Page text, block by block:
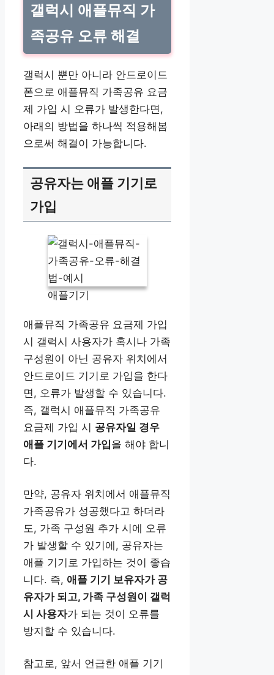
갤럭시 애플뮤직 가
족공유 오류 해결
갤럭시 뿐만 아니라 안드로이드
폰으로 애플뮤직 가족공유 요금
제 가입 시 오류가 발생한다면,
아래의 방법을 하나씩 적용해봄
으로써 해결이 가능합니다.
공유자는 애플 기기로
가입
애플기기
애플뮤직 가족공유 요금제 가입
시 갤럭시 사용자가 혹시나 가족
구성원이 아닌 공유자 위치에서
안드로이드 기기로 가입을 한다
면, 오류가 발생할 수 있습니다.
즉, 갤럭시 애플뮤직 가족공유
요금제 가입 시 공유자일 경우
애플 기기에서 가입을 해야 합니
다.
만약, 공유자 위치에서 애플뮤직
가족공유가 성공했다고 하더라
도, 가족 구성원 추가 시에 오류
가 발생할 수 있기에, 공유자는
애플 기기로 가입하는 것이 좋습
니다. 즉, 애플 기기 보유자가 공
유자가 되고, 가족 구성원이 갤럭
시 사용자가 되는 것이 오류를
방지할 수 있습니다.
참고로, 앞서 언급한 애플 기기